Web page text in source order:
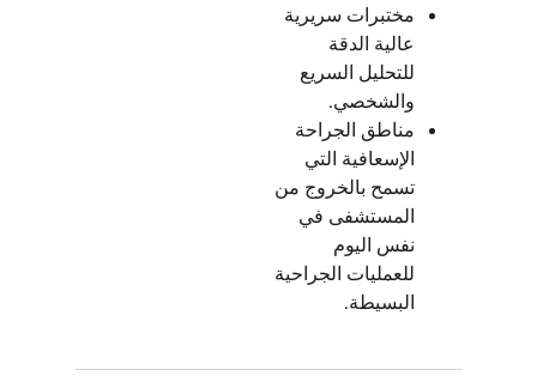
مختبرات سريرية
عالية الدقة
للتحليل السريع
والشخصي.
مناطق الجراحة
الإسعافية التي
تسمح بالخروج من
المستشفى في
نفس اليوم
للعمليات الجراحية
البسيطة.